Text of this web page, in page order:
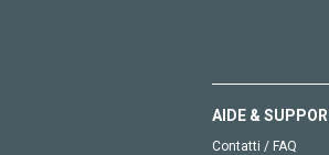
AIDE &
Contatti / FAQ